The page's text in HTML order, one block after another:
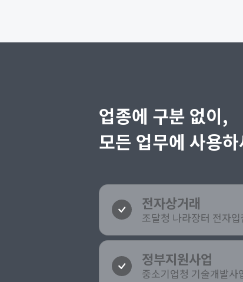
업종에 구분 없이,
모든 업무에 사용
전자상거래
조달청 나라장터 전자
정부지원사업
중소기업청 기술개발